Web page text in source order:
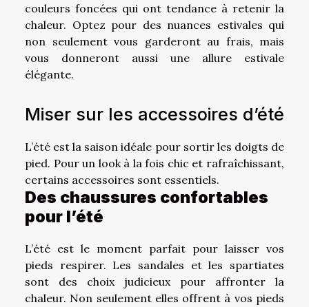
couleurs foncées qui ont tendance à retenir la
chaleur. Optez pour des nuances estivales qui
non seulement vous garderont au frais, mais
vous donneront aussi une allure estivale
élégante.
Miser sur les accessoires d’été
L’été est la saison idéale pour sortir les doigts de
pied. Pour un look à la fois chic et rafraîchissant,
certains accessoires sont essentiels.
Des chaussures confortables
pour l’été
L’été est le moment parfait pour laisser vos
pieds respirer. Les sandales et les spartiates
sont des choix judicieux pour affronter la
chaleur. Non seulement elles offrent à vos pieds